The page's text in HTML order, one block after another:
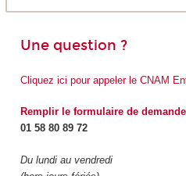
Une question ?
Cliquez ici pour appeler le CNAM
Remplir le formulaire de demande
01 58 80 89 72
Du lundi au vendredi